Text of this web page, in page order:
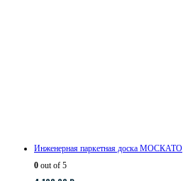
Инженерная паркетная доска МОСКАТО
0 out of 5